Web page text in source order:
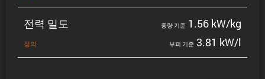
전력 밀도
정의
중량 기준 1.56 kW/kg
부피 기준 3.81 kW/l